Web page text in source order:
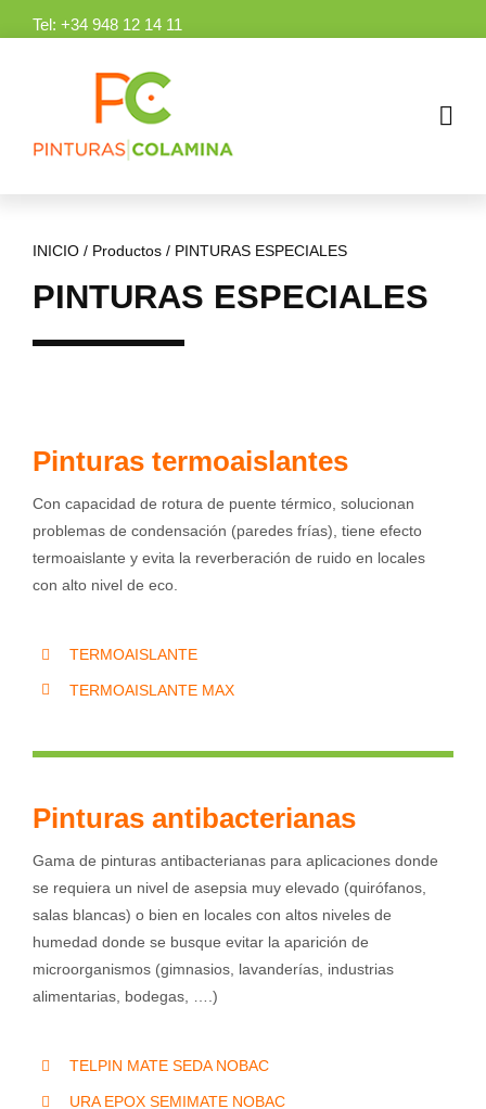
SkipTel: +34 948 12 14 11
INICIO/ Productos/ PINTURAS ESPECIALES
PINTURAS ESPECIALES
Pinturas termoaislantes
Con capacidad de rotura de puente térmico, solucionan
problemas de condensación (paredes frías), tiene efecto
termoaislante y evita la reverberación de ruido en locales
con alto nivel de eco.
TERMOAISLANTE
TERMOAISLANTE MAX
Pinturas antibacterianas
Gama de pinturas antibacterianas para aplicaciones donde
se requiera un nivel de asepsia muy elevado (quirófanos,
salas blancas) o bien en locales con altos niveles de
humedad donde se busque evitar la aparición de
microorganismos (gimnasios, lavanderías, industrias
alimentarias, bodegas, ….)
TELPIN MATE SEDA NOBAC
URA EPOX SEMIMATE NOBAC